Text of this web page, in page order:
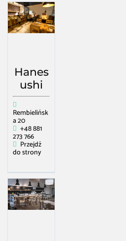
Hanes
ushi
Rembielińsk
a 20
+48 881
273 766
Przejdź
do strony